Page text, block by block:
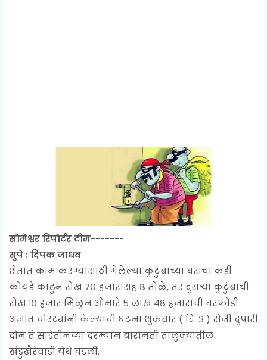
सोमेश्वर रिपोर्टर टीम-------
सुपे : दिपक जाधव
शेतात काम करण्यासाठी गेलेल्या कुटुंबाच्या घराचा कडी
कोयंडे काढुन रोख ७० हजारासह ८ तोळे, तर दुसऱ्या कुटुंबाची
रोख १० हजार मिळुन औमारे ५ लाख ४८ हजाराची घरफोडी
अज्ञात चोरट्यांनी केल्याची घटना शुक्रवार ( दि. ३ ) रोजी दुपारी
दोन ते साडेतीनच्या दरम्यान बारामती तालुक्यातील
खंडुखैरेवाडी येथे घडली.